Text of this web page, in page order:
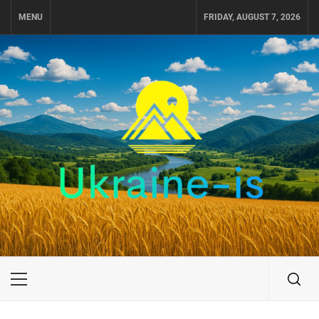
MENU FRIDAY, AUGUST 7, 2026
UKRAINE-IS
ПОДОРОЖI ПО УКРАЇНІ
Primary